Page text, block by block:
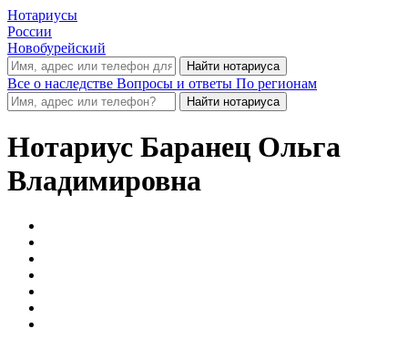
Нотариусы
России
Новобурейский
Все о наследстве Вопросы и ответы По регионам
Нотариус Баранец Ольга
Владимировна